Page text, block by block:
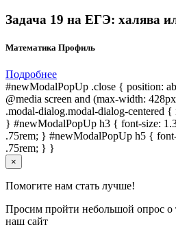
Задача 19 на ЕГЭ: халява
Математика Профиль
Подробнее
#newModalPopUp .close { position:
@media screen and (max-width:
.modal-dialog.modal-dialog-centered {
} #newModalPopUp h3 { font-size:
.75rem; } #newModalPopUp h5 {
.75rem; } }
×
Помогите нам стать лучше!
Просим пройти небольшой опрос о
наш сайт